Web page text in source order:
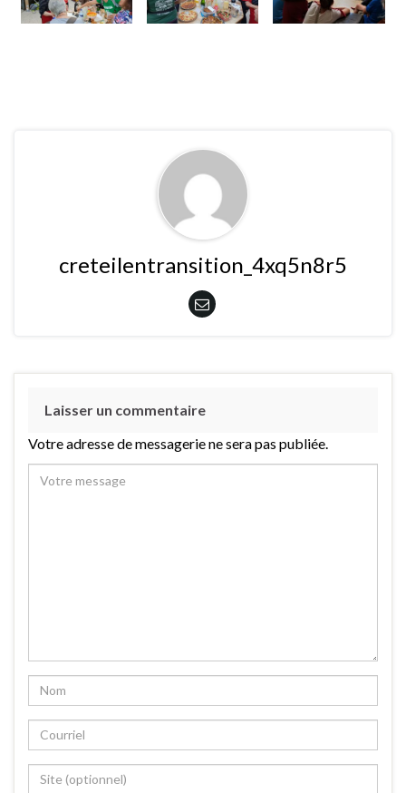
creteilentransition_4xq5n8r5
Laisser un commentaire
Votre adresse de messagerie ne sera pas publiée.